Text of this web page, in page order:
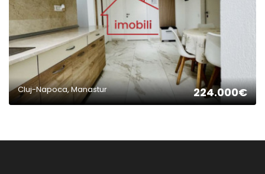
Cluj-Napoca, Manastur 224.000€